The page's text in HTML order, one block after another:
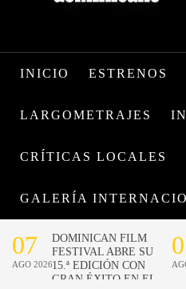
INICIO ESTRENOS
LARGOMETRAJES
CRÍTICAS LOCALES
GALERÍA